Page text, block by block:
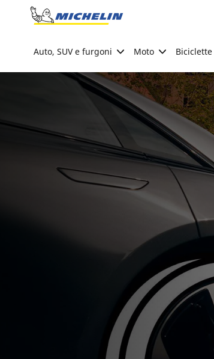
Go to page content
Auto, SUV e furgoni Moto Biciclette